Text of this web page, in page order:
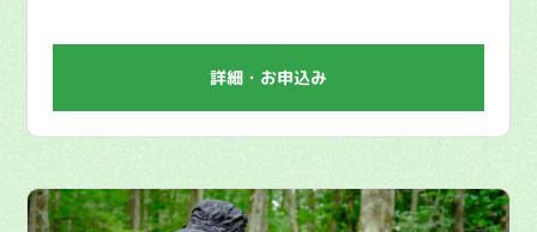
詳細・お申込み